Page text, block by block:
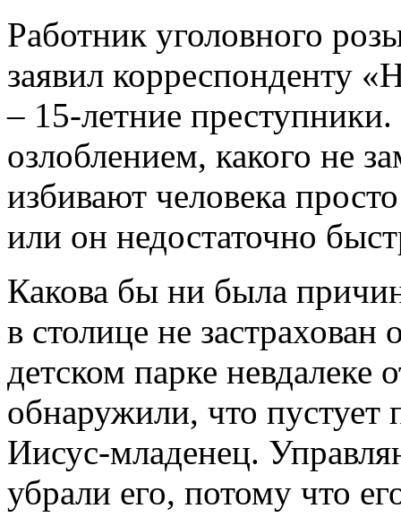
Работник уголовного
заявил корреспонденту
– 15-летние
озлоблением, какого не
избивают человека
или он недостаточно
Какова бы ни была
в столице не
детском парке
обнаружили, что пустует
Иисус-младенец.
убрали его, потому что